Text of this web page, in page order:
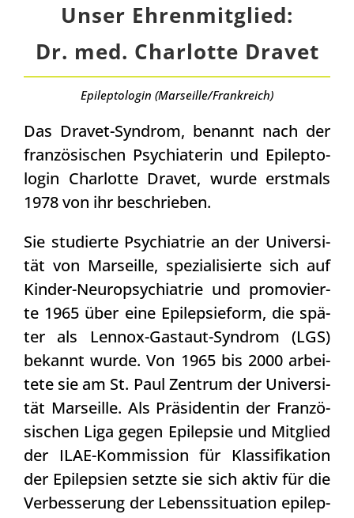
Unser Ehren­mit­glied:
Dr. med. Char­lot­te Dra­vet
Epi­lep­to­lo­gin (Marseille/​Frankreich)
Das Dra­vet-Syn­drom, benannt nach der
fran­zö­si­schen Psych­ia­te­rin und Epi­lep­to­
lo­gin Char­lot­te Dra­vet, wur­de erst­mals
1978 von ihr beschrie­ben.
Sie stu­dier­te Psych­ia­trie an der Uni­ver­si­
tät von Mar­seil­le, spe­zia­li­sier­te sich auf
Kin­der-Neu­ro­psych­ia­trie und pro­mo­vier­
te 1965 über eine Epi­lep­sie­form, die spä­
ter als Lenn­ox-Gastaut-Syn­drom (LGS)
bekannt wur­de. Von 1965 bis 2000 arbei­
te­te sie am St. Paul Zen­trum der Uni­ver­si­
tät Mar­seil­le. Als Prä­si­den­tin der Fran­zö­
si­schen Liga gegen Epi­lep­sie und Mit­glied
der ILAE-Kom­mis­si­on für Klas­si­fi­ka­ti­on
der Epi­lep­sien setz­te sie sich aktiv für die
Ver­bes­se­rung der Lebens­si­tua­ti­on epi­lep­